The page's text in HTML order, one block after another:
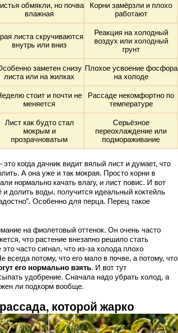
обмякли, но почва
влажная
Корни замёрзли и плохо
работают
листа скручиваются
внутрь или вниз
Реакция на холодный
воздух или холодный
грунт
заметен снизу
листа или на жилках
Плохое усвоение фосфора
на холоде
стоит и почти не
меняется
Рассаде некомфортно по
температуре
Лист как будто стал
мокрым и
прозрачноватым
Серьёзное
переохлаждение или
подмораживание
когда дачник видит вялый лист и думает, что
А она уже и так мокрая. Просто корни в
нормально качать влагу, и лист повис. И вот
долить воды, получится идеальный коктейль
Особенно для перца. Перец такое
на фиолетовый оттенок. Он очень часто
что растение внезапно решило стать
часто сигнал, что из-за холода плохо
потому, что его мало в почве, а потому, что
его нормально взять. И вот тут
удобрение. Сначала надо убрать холод, а
ли подкорм вообще.
которой жарко